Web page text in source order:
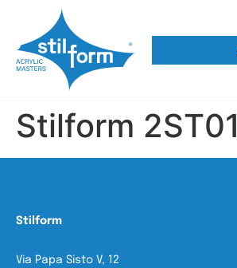
Stilform 2ST01
Stilform
Via Papa Sisto V, 12